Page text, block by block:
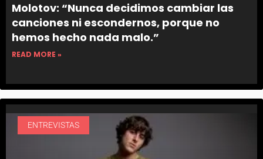
Molotov: “Nunca decidimos cambiar las
canciones ni escondernos, porque no
hemos hecho nada malo.”
READ MORE »
ENTREVISTAS